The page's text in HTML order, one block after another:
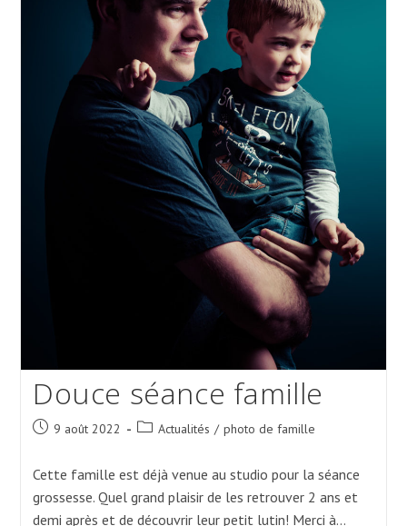
Douce séance famille
Post 9 août 2022
Post Actualités / photo de famille
Cette famille est déjà venue au studio pour la séance
grossesse. Quel grand plaisir de les retrouver 2 ans et
demi après et de découvrir leur petit lutin! Merci à…